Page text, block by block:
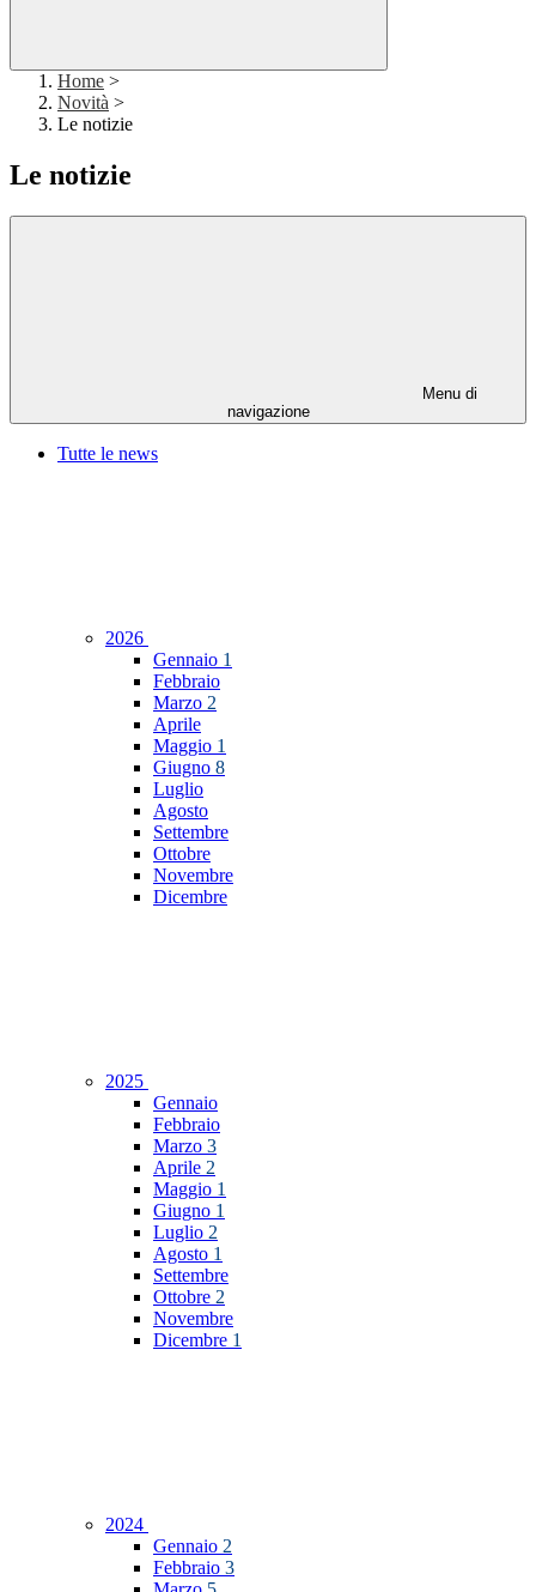
Home >
Novità >
Le notizie
Le notizie
Menu di
navigazione
Tutte le news
2026
Gennaio 1
Febbraio
Marzo 2
Aprile
Maggio 1
Giugno 8
Luglio
Agosto
Settembre
Ottobre
Novembre
Dicembre
2025
Gennaio
Febbraio
Marzo 3
Aprile 2
Maggio 1
Giugno 1
Luglio 2
Agosto 1
Settembre
Ottobre 2
Novembre
Dicembre 1
2024
Gennaio 2
Febbraio 3